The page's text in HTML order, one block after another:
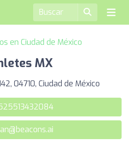
en Ciudad de México
MX
04710, Ciudad de México